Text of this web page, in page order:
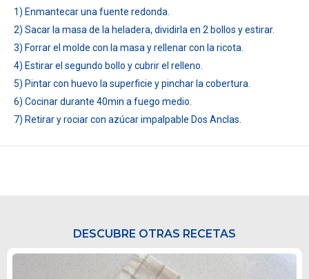
1) Enmantecar una fuente redonda.
2) Sacar la masa de la heladera, dividirla en 2 bollos y estirar.
3) Forrar el molde con la masa y rellenar con la ricota.
4) Estirar el segundo bollo y cubrir el relleno.
5) Pintar con huevo la superficie y pinchar la cobertura.
6) Cocinar durante 40min a fuego medio.
7) Retirar y rociar con azúcar impalpable Dos Anclas.
DESCUBRE OTRAS RECETAS